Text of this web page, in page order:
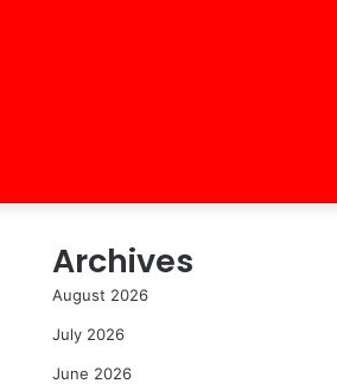
Archives
August 2026
July 2026
June 2026